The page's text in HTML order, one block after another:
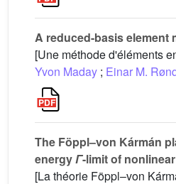
A reduced-basis element
[Une méthode d'éléments
Yvon Maday ; Einar M.
The Föppl–von Kármán
energyΓ-limit of
[La théorie Föppl–von